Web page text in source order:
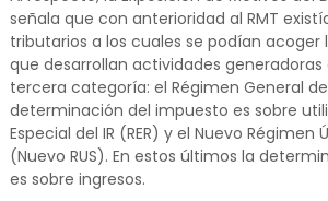
señala que con anterioridad al RMT
tributarios a los cuales se podían
que desarrollan actividades generadoras
tercera categoría: el Régimen General
determinación del impuesto es sobre
Especial del IR (RER) y el Nuevo Régimen
(Nuevo RUS). En estos últimos la
es sobre ingresos.